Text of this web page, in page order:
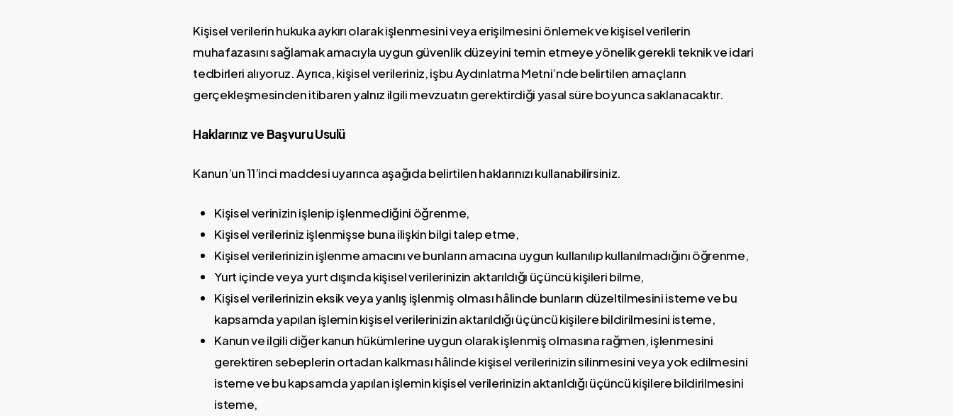
Kişisel verilerin hukuka aykırı olarak işlenmesini veya erişilmesini önlemek ve kişisel verilerin
muhafazasını sağlamak amacıyla uygun güvenlik düzeyini temin etmeye yönelik gerekli teknik ve idari
tedbirleri alıyoruz. Ayrıca, kişisel verileriniz, işbu Aydınlatma Metni’nde belirtilen amaçların
gerçekleşmesinden itibaren yalnız ilgili mevzuatın gerektirdiği yasal süre boyunca saklanacaktır.
Haklarınız ve Başvuru Usulü
Kanun’un 11’inci maddesi uyarınca aşağıda belirtilen haklarınızı kullanabilirsiniz.
Kişisel verinizin işlenip işlenmediğini öğrenme,
Kişisel verileriniz işlenmişse buna ilişkin bilgi talep etme,
Kişisel verilerinizin işlenme amacını ve bunların amacına uygun kullanılıp kullanılmadığını öğrenme,
Yurt içinde veya yurt dışında kişisel verilerinizin aktarıldığı üçüncü kişileri bilme,
Kişisel verilerinizin eksik veya yanlış işlenmiş olması hâlinde bunların düzeltilmesini isteme ve bu
kapsamda yapılan işlemin kişisel verilerinizin aktarıldığı üçüncü kişilere bildirilmesini isteme,
Kanun ve ilgili diğer kanun hükümlerine uygun olarak işlenmiş olmasına rağmen, işlenmesini
gerektiren sebeplerin ortadan kalkması hâlinde kişisel verilerinizin silinmesini veya yok edilmesini
isteme ve bu kapsamda yapılan işlemin kişisel verilerinizin aktarıldığı üçüncü kişilere bildirilmesini
isteme,